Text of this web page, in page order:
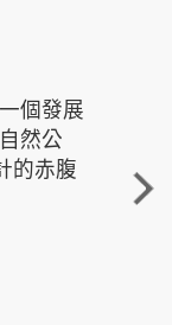
個發展
然公
的赤腹
重
走進